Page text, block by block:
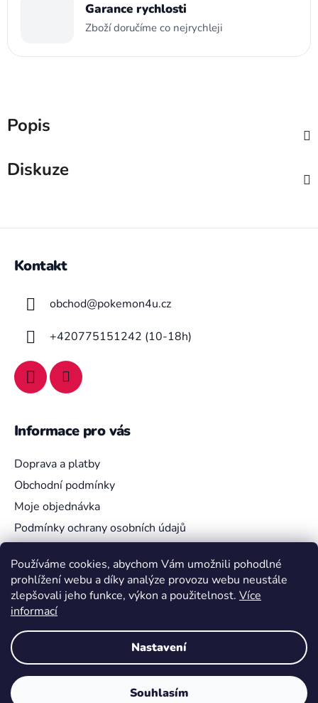
Používáme cookies, abychom Vám umožnili pohodlné
prohlížení webu a díky analýze provozu webu neustále
zlepšovali jeho funkce, výkon a použitelnost. Více
informací
Nastavení
Souhlasím
Garance rychlosti
Zboží doručíme co nejrychleji
Popis
Diskuze
Kontakt
obchod@pokemon4u.cz
+420775151242 (10-18h)
Informace pro vás
Doprava a platby
Obchodní podmínky
Moje objednávka
Podmínky ochrany osobních údajů
Vyhledávání
HLEDAT
Vytvořil Shoptet